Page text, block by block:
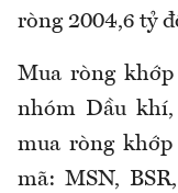
ròng 2004,6 tỷ
Mua ròng
nhóm Dầu khí,
mua ròng khớp
mã: MSN,